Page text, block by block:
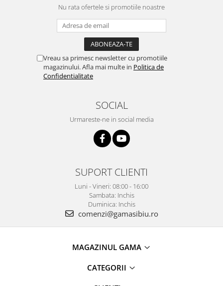
Nu rata ofertele si promotiile noastre
Vreau sa primesc newsletter cu promotiile
magazinului. Afla mai multe in Politica de
Confidentialitate
SOCIAL
Urmareste-ne in social media
SUPORT CLIENTI
Luni - Vineri: 08:00 - 16:00
Sambata: Inchis
Duminica: Inchis
comenzi@gamasibiu.ro
MAGAZINUL GAMA
CATEGORII